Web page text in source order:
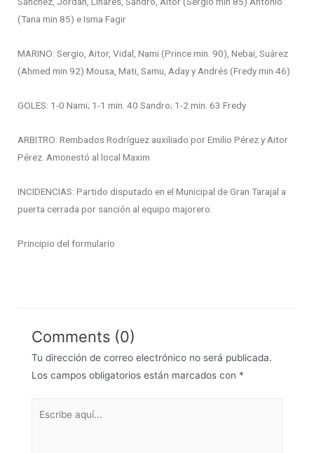
(Tana min 85) e Isma Fagir
MARINO: Sergio, Aitor, Vidal, Nami (Prince min. 90), Nebai, Suárez
(Ahmed min 92) Mousa, Mati, Samu, Aday y Andrés (Fredy min 46)
GOLES: 1-0 Nami; 1-1 min. 40 Sandro; 1-2 min. 63 Fredy
ARBITRO: Rembados Rodríguez auxiliado por Emilio Pérez y Aitor
Pérez. Amonestó al local Maxim
INCIDENCIAS: Partido disputado en el Municipal de Gran Tarajal a
puerta cerrada por sanción al equipo majorero.
Principio del formulario
Comments (0)
Tu dirección de correo electrónico no será publicada.
Los campos obligatorios están marcados con *